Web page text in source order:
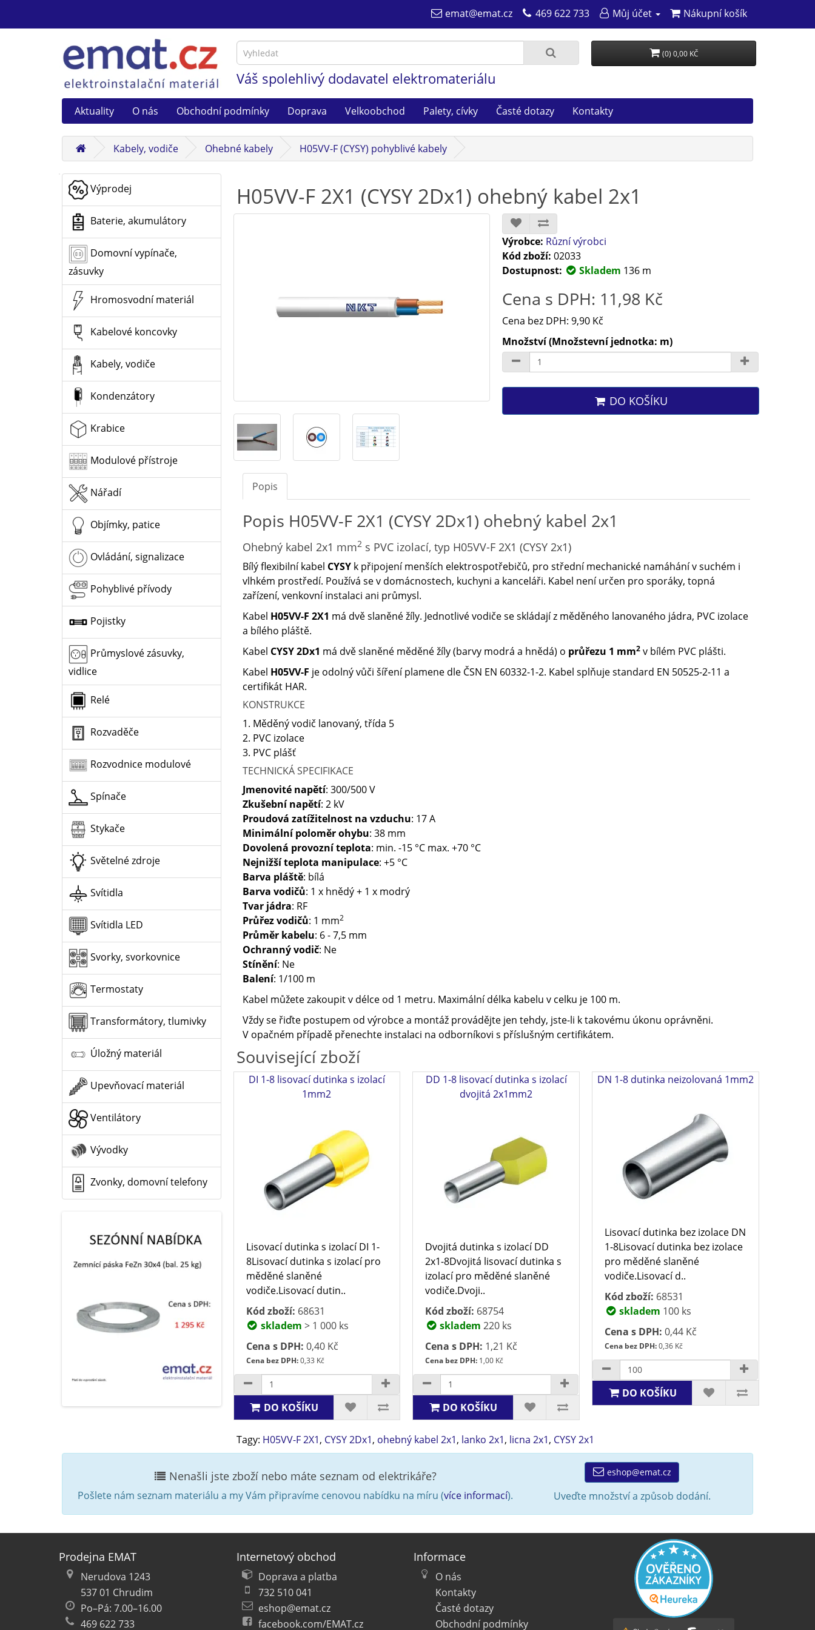
emat@emat.cz 469 622 733 Můj účet Nákupní košík
Váš spolehlivý dodavatel elektromateriálu
(0) 0,00 KČ
Aktuality O nás Obchodní podmínky Doprava Velkoobchod Palety, cívky Časté dotazy Kontakty
Kabely, vodiče Ohebné kabely H05VV-F (CYSY) pohyblivé kabely
Výprodej
Baterie, akumulátory
Domovní vypínače,
zásuvky
Hromosvodní materiál
Kabelové koncovky
Kabely, vodiče
Kondenzátory
Krabice
Modulové přístroje
Nářadí
Objímky, patice
Ovládání, signalizace
Pohyblivé přívody
Pojistky
Průmyslové zásuvky,
vidlice
Relé
Rozvaděče
Rozvodnice modulové
Spínače
Stykače
Světelné zdroje
Svítidla
Svítidla LED
Svorky, svorkovnice
Termostaty
Transformátory, tlumivky
Úložný materiál
Upevňovací materiál
Ventilátory
Vývodky
Zvonky, domovní telefony
H05VV-F 2X1 (CYSY 2Dx1) ohebný kabel 2x1
Výrobce: Různí výrobci
Kód zboží: 02033
Dostupnost:
Skladem 136 m
Cena s DPH: 11,98 Kč
Cena bez DPH: 9,90 Kč
Množství (Množstevní jednotka: m)
DO KOŠÍKU
Popis
Popis H05VV-F 2X1 (CYSY 2Dx1) ohebný kabel 2x1
Ohebný kabel 2x1 mm2s PVC izolací, typ H05VV-F 2X1 (CYSY 2x1)
Bílý flexibilní kabel CYSYk připojení menších elektrospotřebičů, pro střední mechanické namáhání v suchém i
vlhkém prostředí. Používá se v domácnostech, kuchyni a kanceláři. Kabel není určen pro sporáky, topná
zařízení, venkovní instalaci ani průmysl.
Kabel H05VV-F 2X1 má dvě slaněné žíly. Jednotlivé vodiče se skládají z měděného lanovaného jádra, PVC izolace
a bílého pláště.
Kabel CYSY 2Dx1 má dvě slaněné měděné žíly (barvy modrá a hnědá) o průřezu 1 mm2v bílém PVC plášti.
Kabel H05VV-F je odolný vůči šíření plamene dle ČSN EN 60332-1-2. Kabel splňuje standard EN 50525-2-11 a
certifikát HAR.
KONSTRUKCE
1. Měděný vodič lanovaný, třída 5
2. PVC izolace
3. PVC plášť
TECHNICKÁ SPECIFIKACE
Jmenovité napětí: 300/500 V
Zkušební napětí: 2 kV
Proudová zatížitelnost na vzduchu: 17 A
Minimální poloměr ohybu: 38 mm
Dovolená provozní teplota: min. -15 °C max. +70 °C
Nejnižší teplota manipulace: +5 °C
Barva pláště: bílá
Barva vodičů: 1 x hnědý + 1 x modrý
Tvar jádra: RF
Průřez vodičů: 1 mm2
Průměr kabelu: 6 - 7,5 mm
Ochranný vodič: Ne
Stínění: Ne
Balení: 1/100 m
Kabel můžete zakoupit v délce od 1 metru. Maximální délka kabelu v celku je 100 m.
Vždy se řiďte postupem od výrobce a montáž provádějte jen tehdy, jste-li k takovému úkonu oprávněni.
V opačném případě přenechte instalaci na odborníkovi s příslušným certifikátem.
Související zboží
DI 1-8 lisovací dutinka s izolací
1mm2
Lisovací dutinka s izolací DI 1-
8Lisovací dutinka s izolací pro
měděné slaněné
vodiče.Lisovací dutin..
Kód zboží: 68631
skladem > 1 000 ks
Cena s DPH: 0,40 Kč
Cena bez DPH:0,33 Kč
DO KOŠÍKU
DD 1-8 lisovací dutinka s izolací
dvojitá 2x1mm2
Dvojitá dutinka s izolací DD
2x1-8Dvojitá lisovací dutinka s
izolací pro měděné slaněné
vodiče.Dvoji..
Kód zboží: 68754
skladem 220 ks
Cena s DPH: 1,21 Kč
Cena bez DPH: 1,00 Kč
DO KOŠÍKU
DN 1-8 dutinka neizolovaná 1mm2
Lisovací dutinka bez izolace DN
1-8Lisovací dutinka bez izolace
pro měděné slaněné
vodiče.Lisovací d..
Kód zboží: 68531
skladem 100 ks
Cena s DPH: 0,44 Kč
Cena bez DPH:0,36 Kč
DO KOŠÍKU
Tagy: H05VV-F 2X1, CYSY 2Dx1, ohebný kabel 2x1, lanko 2x1, licna 2x1, CYSY 2x1
Nenašli jste zboží nebo máte seznam od elektrikáře?
Pošlete nám seznam materiálu a my Vám připravíme cenovou nabídku na míru (více informací).
eshop@emat.cz
Uveďte množství a způsob dodání.
Prodejna EMAT
Nerudova 1243
537 01 Chrudim
Po–Pá: 7.00–16.00
469 622 733
Internetový obchod
Doprava a platba
732 510 041
eshop@emat.cz
facebook.com/EMAT.cz
Informace
O nás
Kontakty
Časté dotazy
Obchodní podmínky